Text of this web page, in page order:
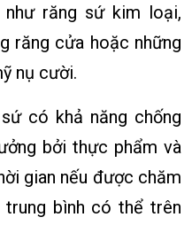
như răng sứ kim loại,
răng cửa hoặc những
nụ cười.
có khả năng chống
bởi thực phẩm và
gian nếu được chăm
bình có thể trên